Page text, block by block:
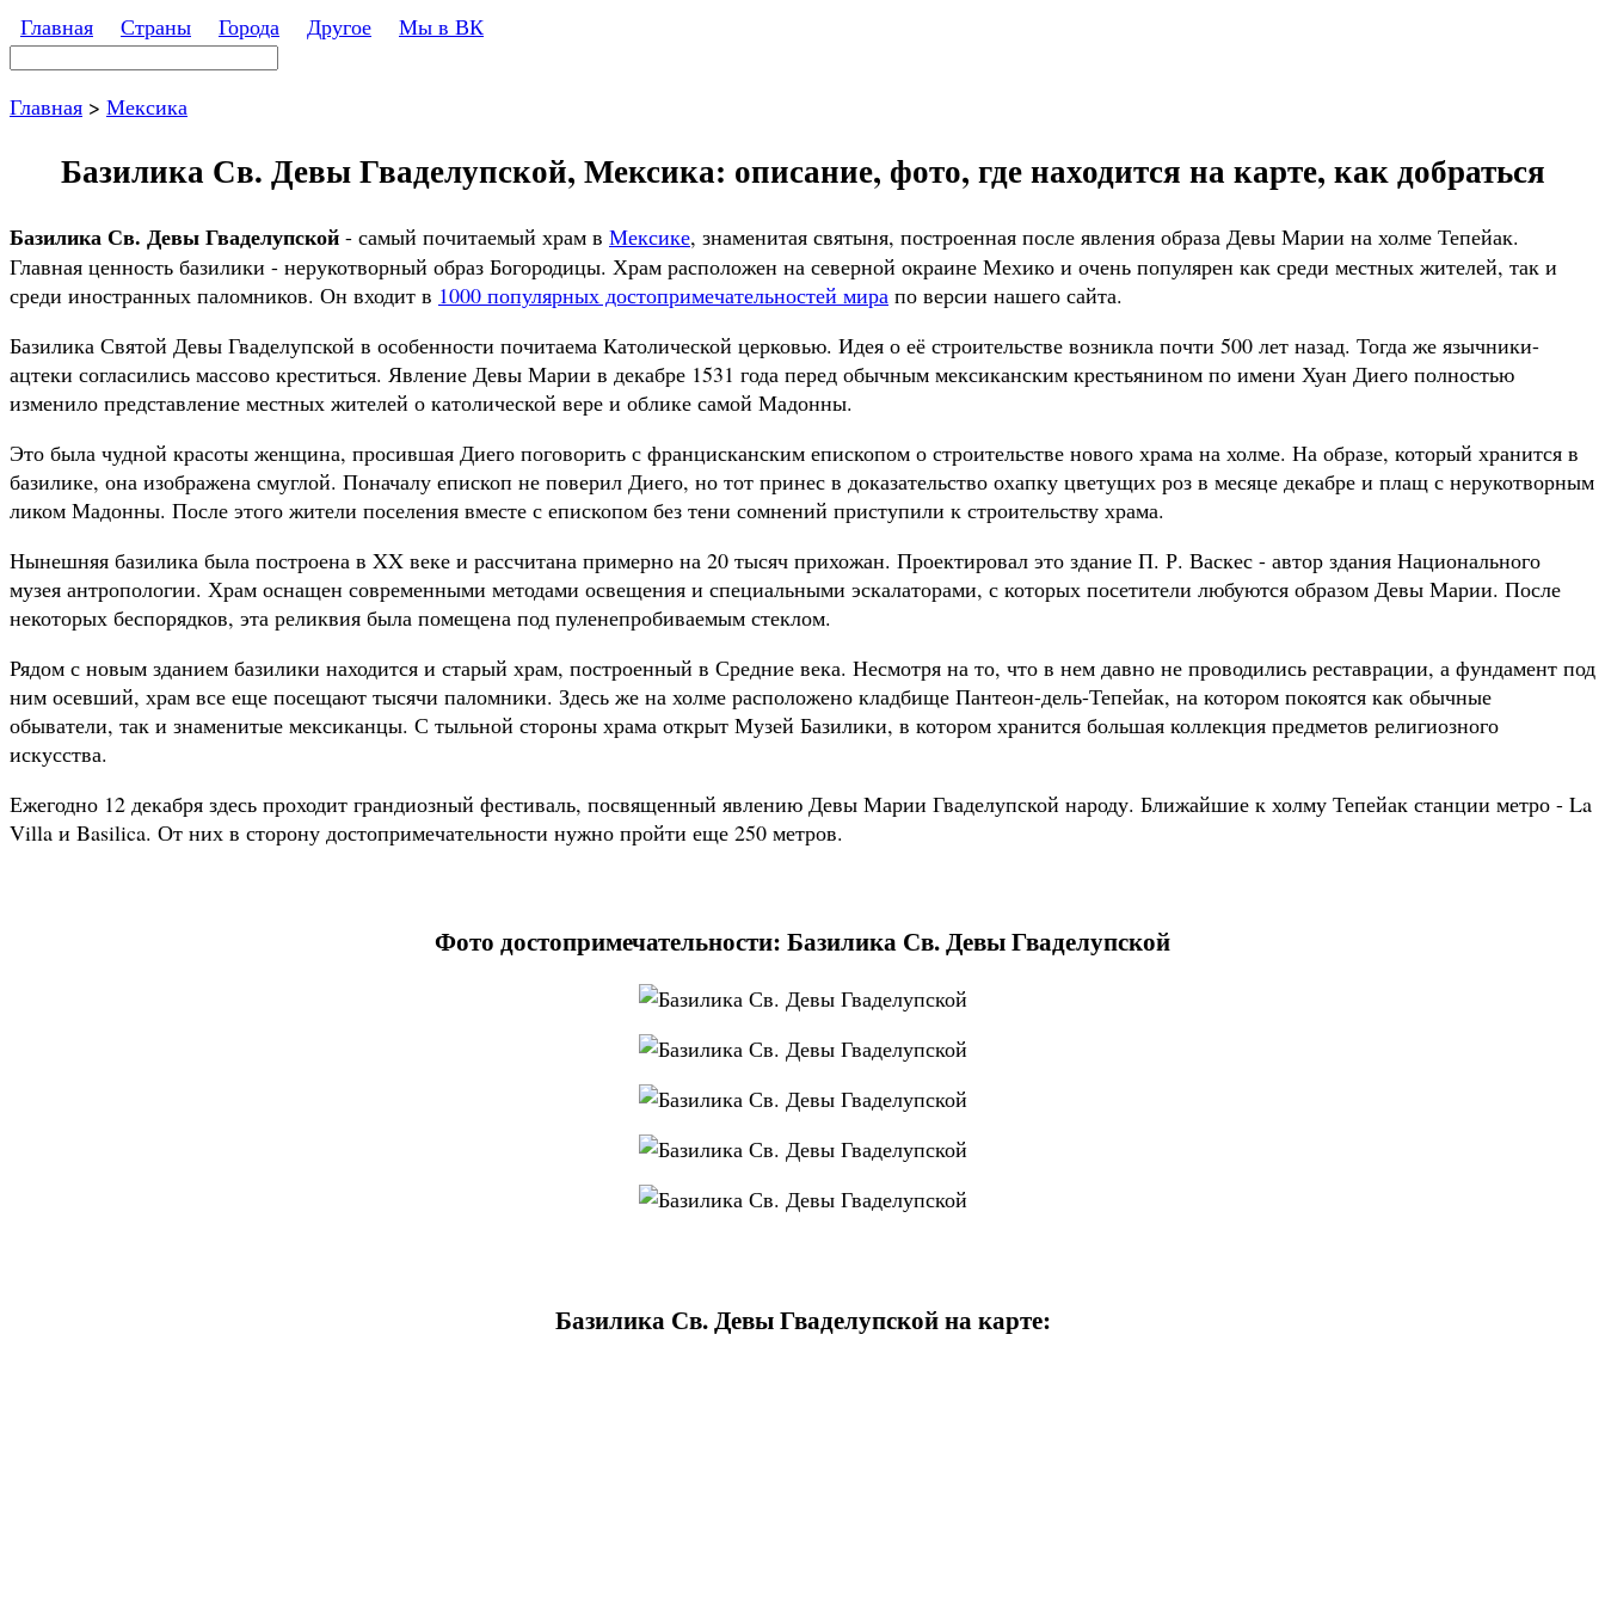
Перейти к основному содержанию
Главная Страны Города Другое Мы в ВК
Форма поиска
Поиск
Главная > Мексика
Базилика Св. Девы Гваделупской, Мексика: описание, фото, где находится на карте, как добраться
Базилика Св. Девы Гваделупской - самый почитаемый храм в Мексике, знаменитая святыня, построенная после явления образа Девы Марии на холме Тепейак.
Главная ценность базилики - нерукотворный образ Богородицы. Храм расположен на северной окраине Мехико и очень популярен как среди местных жителей, так и
среди иностранных паломников. Он входит в 1000 популярных достопримечательностей мира по версии нашего сайта.
Базилика Святой Девы Гваделупской в особенности почитаема Католической церковью. Идея о её строительстве возникла почти 500 лет назад. Тогда же язычники-
ацтеки согласились массово креститься. Явление Девы Марии в декабре 1531 года перед обычным мексиканским крестьянином по имени Хуан Диего полностью
изменило представление местных жителей о католической вере и облике самой Мадонны.
Это была чудной красоты женщина, просившая Диего поговорить с францисканским епископом о строительстве нового храма на холме. На образе, который хранится в
базилике, она изображена смуглой. Поначалу епископ не поверил Диего, но тот принес в доказательство охапку цветущих роз в месяце декабре и плащ с нерукотворным
ликом Мадонны. После этого жители поселения вместе с епископом без тени сомнений приступили к строительству храма.
Нынешняя базилика была построена в XX веке и рассчитана примерно на 20 тысяч прихожан. Проектировал это здание П. Р. Васкес - автор здания Национального
музея антропологии. Храм оснащен современными методами освещения и специальными эскалаторами, с которых посетители любуются образом Девы Марии. После
некоторых беспорядков, эта реликвия была помещена под пуленепробиваемым стеклом.
Рядом с новым зданием базилики находится и старый храм, построенный в Средние века. Несмотря на то, что в нем давно не проводились реставрации, а фундамент под
ним осевший, храм все еще посещают тысячи паломники. Здесь же на холме расположено кладбище Пантеон-дель-Тепейак, на котором покоятся как обычные
обыватели, так и знаменитые мексиканцы. С тыльной стороны храма открыт Музей Базилики, в котором хранится большая коллекция предметов религиозного
искусства.
Ежегодно 12 декабря здесь проходит грандиозный фестиваль, посвященный явлению Девы Марии Гваделупской народу. Ближайшие к холму Тепейак станции метро - La
Villa и Basilica. От них в сторону достопримечательности нужно пройти еще 250 метров.
Фото достопримечательности: Базилика Св. Девы Гваделупской
Базилика Св. Девы Гваделупской на карте: